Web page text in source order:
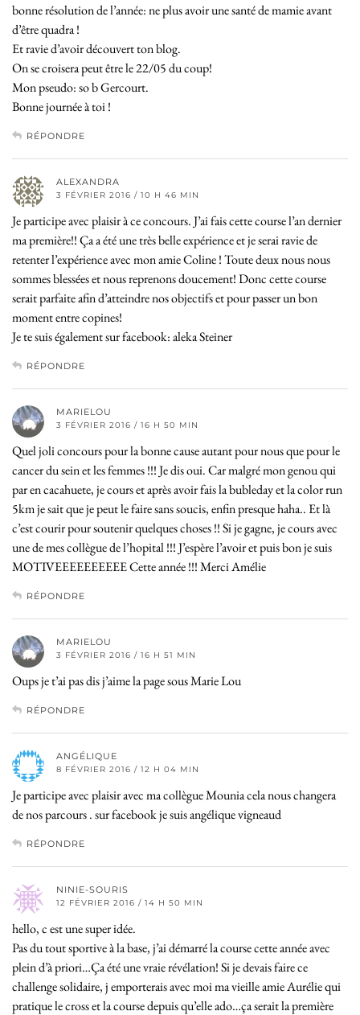
bonne résolution de l’année: ne plus avoir une santé de mamie avant
d’être quadra !
Et ravie d’avoir découvert ton blog.
On se croisera peut être le 22/05 du coup!
Mon pseudo: so b Gercourt.
Bonne journée à toi !
RÉPONDRE
ALEXANDRA
3 FÉVRIER 2016 / 10 H 46 MIN
Je participe avec plaisir à ce concours. J’ai fais cette course l’an dernier
ma première!! Ça a été une très belle expérience et je serai ravie de
retenter l’expérience avec mon amie Coline ! Toute deux nous nous
sommes blessées et nous reprenons doucement! Donc cette course
serait parfaite afin d’atteindre nos objectifs et pour passer un bon
moment entre copines!
Je te suis également sur facebook: aleka Steiner
RÉPONDRE
MARIELOU
3 FÉVRIER 2016 / 16 H 50 MIN
Quel joli concours pour la bonne cause autant pour nous que pour le
cancer du sein et les femmes !!! Je dis oui. Car malgré mon genou qui
par en cacahuete, je cours et après avoir fais la bubleday et la color run
5km je sait que je peut le faire sans soucis, enfin presque haha.. Et là
c’est courir pour soutenir quelques choses !! Si je gagne, je cours avec
une de mes collègue de l’hopital !!! J’espère l’avoir et puis bon je suis
MOTIVEEEEEEEEEE Cette année !!! Merci Amélie
RÉPONDRE
MARIELOU
3 FÉVRIER 2016 / 16 H 51 MIN
Oups je t’ai pas dis j’aime la page sous Marie Lou
RÉPONDRE
ANGÉLIQUE
8 FÉVRIER 2016 / 12 H 04 MIN
Je participe avec plaisir avec ma collègue Mounia cela nous changera
de nos parcours . sur facebook je suis angélique vigneaud
RÉPONDRE
NINIE-SOURIS
12 FÉVRIER 2016 / 14 H 50 MIN
hello, c est une super idée.
Pas du tout sportive à la base, j’ai démarré la course cette année avec
plein d’à priori…Ça été une vraie révélation! Si je devais faire ce
challenge solidaire, j emporterais avec moi ma vieille amie Aurélie qui
pratique le cross et la course depuis qu’elle ado…ça serait la première